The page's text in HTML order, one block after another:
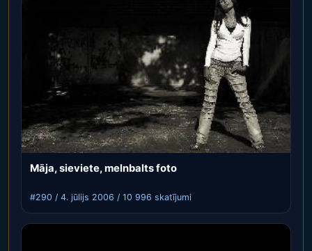
Māja, sieviete, melnbalts foto
#290 / 4. jūlijs 2006 / 10 996 skatījumi